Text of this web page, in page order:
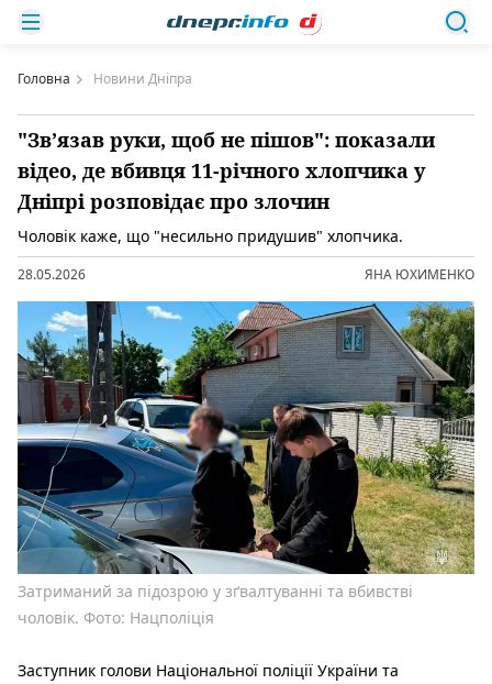
Головна Новини Дніпра
"Зв’язав руки, щоб не пішов": показали
відео, де вбивця 11-річного хлопчика у
Дніпрі розповідає про злочин
Чоловік каже, що "несильно придушив" хлопчика.
28.05.2026 ЯНА ЮХИМЕНКО
Затриманий за підозрою у зґвалтуванні та вбивстві
чоловік. Фото: Нацполіція
Заступник голови Національної поліції України та